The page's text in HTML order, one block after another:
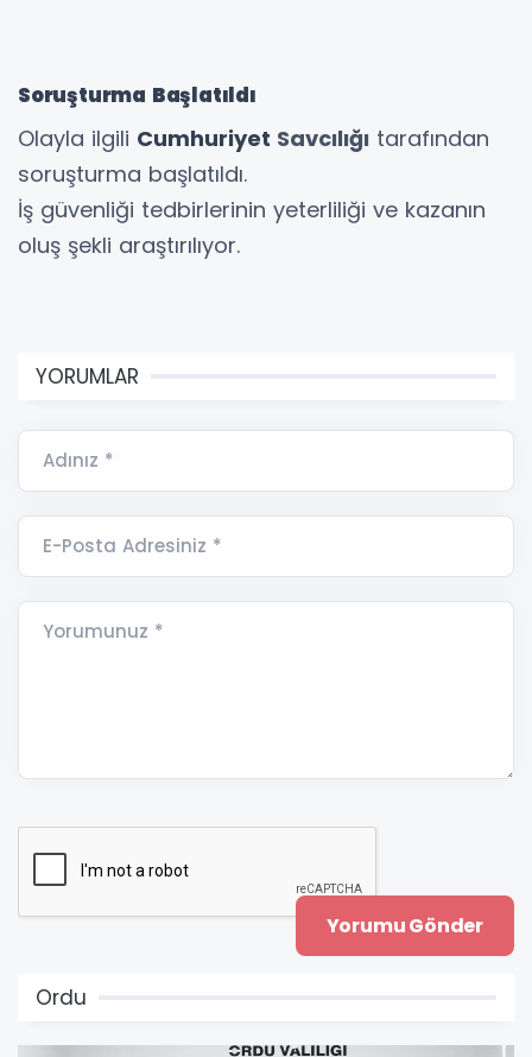
Soruşturma Başlatıldı
Olayla ilgili Cumhuriyet Savcılığı tarafından
soruşturma başlatıldı.
İş güvenliği tedbirlerinin yeterliliği ve kazanın
oluş şekli araştırılıyor.
YORUMLAR
Adınız *
E-Posta Adresiniz *
Yorumunuz *
Ordu